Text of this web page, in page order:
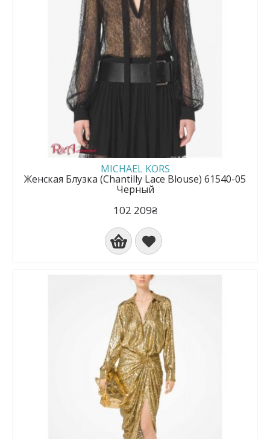
MICHAEL KORS
Женская Блузка (Chantilly Lace Blouse) 61540-05
Черный
102 209₴